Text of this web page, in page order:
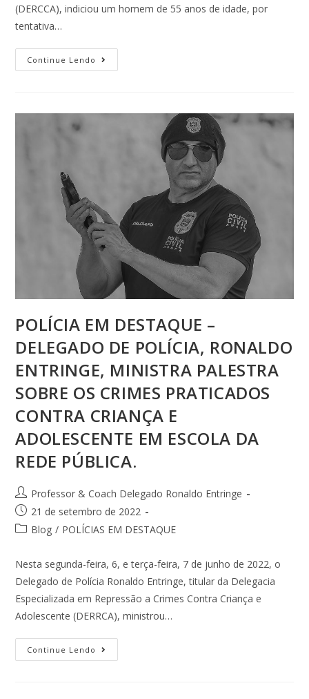
(DERCCA), indiciou um homem de 55 anos de idade, por
tentativa…
Continue Lendo
POLÍCIA EM DESTAQUE –
DELEGADO DE POLÍCIA, RONALDO
ENTRINGE, MINISTRA PALESTRA
SOBRE OS CRIMES PRATICADOS
CONTRA CRIANÇA E
ADOLESCENTE EM ESCOLA DA
REDE PÚBLICA.
Professor & Coach Delegado Ronaldo Entringe
21 de setembro de 2022
Blog / POLÍCIAS EM DESTAQUE
Nesta segunda-feira, 6, e terça-feira, 7 de junho de 2022, o
Delegado de Polícia Ronaldo Entringe, titular da Delegacia
Especializada em Repressão a Crimes Contra Criança e
Adolescente (DERRCA), ministrou…
Continue Lendo